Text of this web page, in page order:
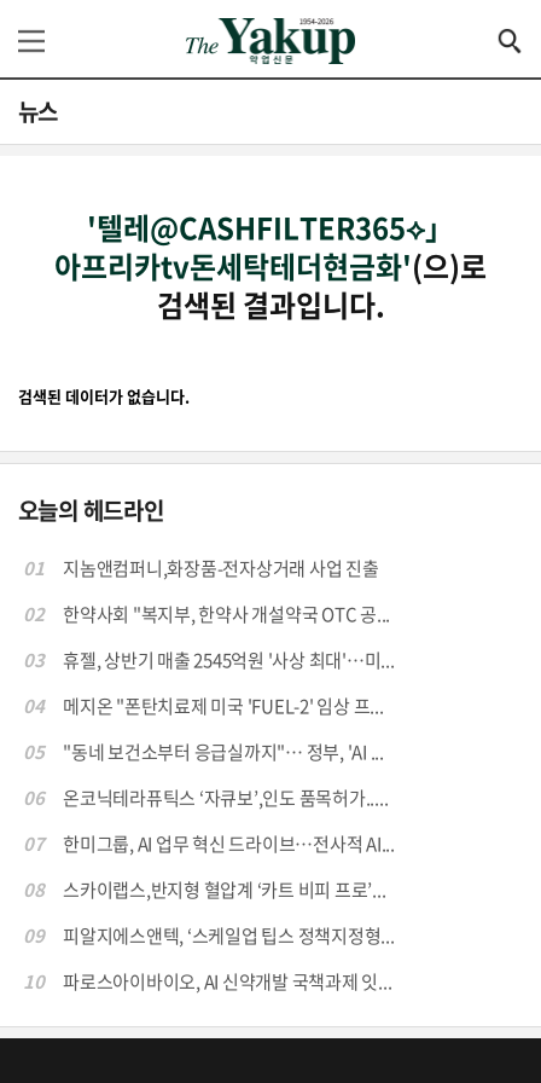
뉴스
'텔레@CASHFILTER365⟡」
아프리카tv돈세탁테더현금화'(으)로
검색된 결과입니다.
검색된 데이터가 없습니다.
오늘의 헤드라인
01
지놈앤컴퍼니,화장품-전자상거래 사업 진출
02
한약사회 "복지부, 한약사 개설약국 OTC 공...
03
휴젤, 상반기 매출 2545억원 '사상 최대'…미...
04
메지온 "폰탄치료제 미국 'FUEL-2' 임상 프...
05
"동네 보건소부터 응급실까지"… 정부, 'AI ...
06
온코닉테라퓨틱스 ‘자큐보’,인도 품목허가.....
07
한미그룹, AI 업무 혁신 드라이브…전사적 AI...
08
스카이랩스,반지형 혈압계 ‘카트 비피 프로’...
09
피알지에스앤텍, ‘스케일업 팁스 정책지정형...
10
파로스아이바이오, AI 신약개발 국책과제 잇...